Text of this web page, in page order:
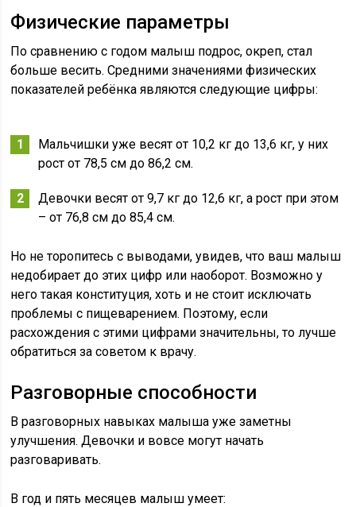
Физические параметры
По сравнению с годом малыш подрос, окреп, стал
больше весить. Средними значениями физических
показателей ребёнка являются следующие цифры:
Мальчишки уже весят от 10,2 кг до 13,6 кг, у них
рост от 78,5 см до 86,2 см.
Девочки весят от 9,7 кг до 12,6 кг, а рост при этом
– от 76,8 см до 85,4 см.
Но не торопитесь с выводами, увидев, что ваш малыш
недобирает до этих цифр или наоборот. Возможно у
него такая конституция, хоть и не стоит исключать
проблемы с пищеварением. Поэтому, если
расхождения с этими цифрами значительны, то лучше
обратиться за советом к врачу.
Разговорные способности
В разговорных навыках малыша уже заметны
улучшения. Девочки и вовсе могут начать
разговаривать.
В год и пять месяцев малыш умеет: